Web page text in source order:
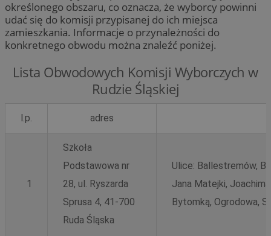
określonego obszaru, co oznacza, że wyborcy powinni
udać się do komisji przypisanej do ich miejsca
zamieszkania. Informacje o przynależności do
konkretnego obwodu można znaleźć poniżej.
Lista Obwodowych Komisji Wyborczych w
Rudzie Śląskiej
l.p. adres
1
Szkoła
Podstawowa nr
28, ul. Ryszarda
Sprusa 4, 41-700
Ruda Śląska
Ulice: Ballestremów,
Jana Matejki,
Bytomką, Ogrodowa,